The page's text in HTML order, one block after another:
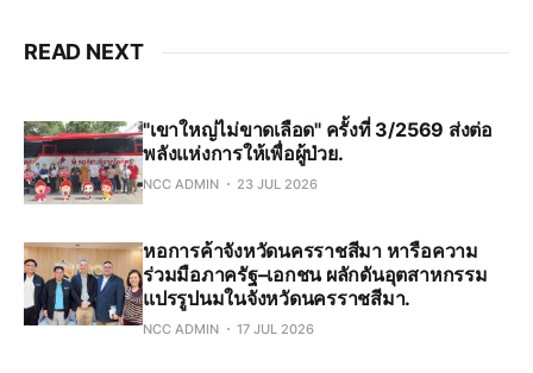
READ NEXT
"เขาใหญ่ไม่ขาดเลือด" ครั้งที่ 3/2569 ส่งต่อ
พลังแห่งการให้เพื่อผู้ป่วย.
NCC ADMIN 23 JUL 2026
หอการค้าจังหวัดนครราชสีมา หารือความ
ร่วมมือภาครัฐ–เอกชน ผลักดันอุตสาหกรรม
แปรรูปนมในจังหวัดนครราชสีมา.
NCC ADMIN 17 JUL 2026